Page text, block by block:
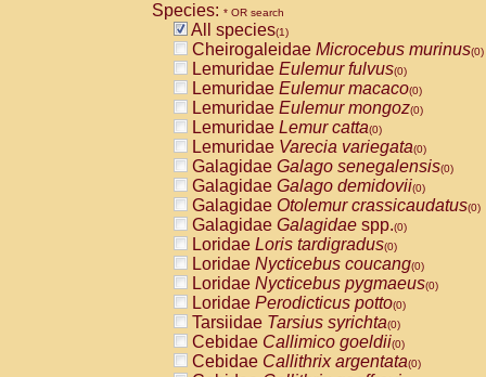
Species: * OR search
All species(1)
Cheirogaleidae Microcebus murinus(0)
Lemuridae Eulemur fulvus(0)
Lemuridae Eulemur macaco(0)
Lemuridae Eulemur mongoz(0)
Lemuridae Lemur catta(0)
Lemuridae Varecia variegata(0)
Galagidae Galago senegalensis(0)
Galagidae Galago demidovii(0)
Galagidae Otolemur crassicaudatus(0)
Galagidae Galagidae spp.(0)
Loridae Loris tardigradus(0)
Loridae Nycticebus coucang(0)
Loridae Nycticebus pygmaeus(0)
Loridae Perodicticus potto(0)
Tarsiidae Tarsius syrichta(0)
Cebidae Callimico goeldii(0)
Cebidae Callithrix argentata(0)